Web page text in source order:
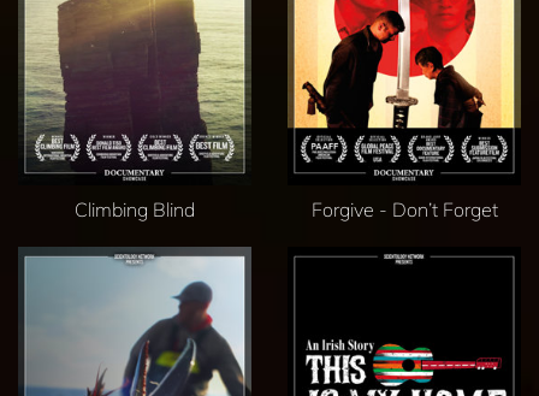
Climbing Blind Forgive - Don’t Forget